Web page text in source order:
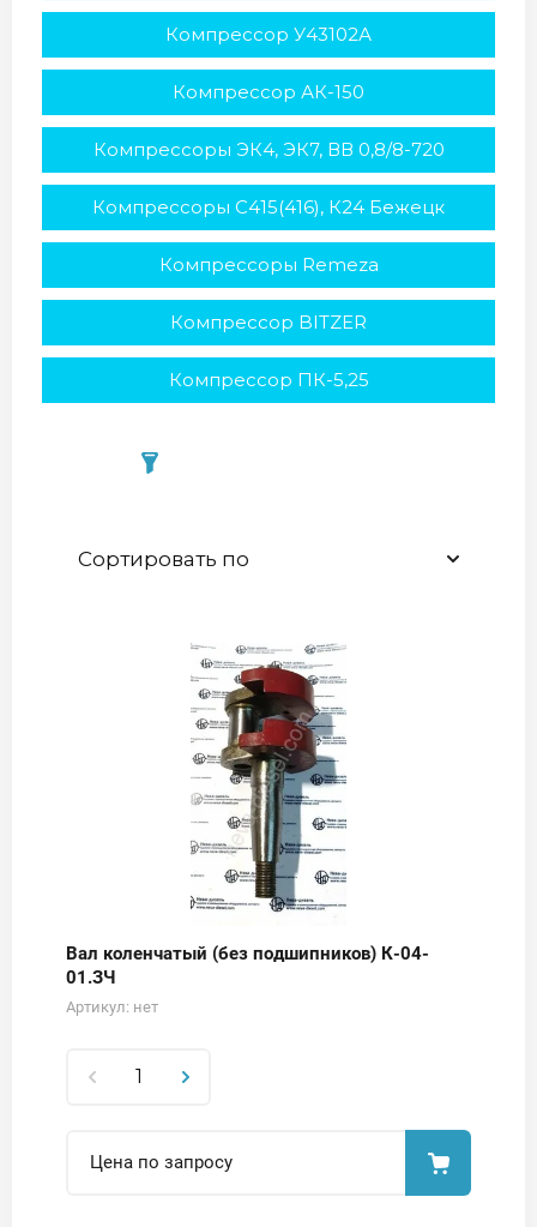
Компрессор У43102А
Компрессор АК-150
Компрессоры ЭК4, ЭК7, ВВ 0,8/8-720
Компрессоры С415(416), К24 Бежецк
Компрессоры Remeza
Компрессор BITZER
Компрессор ПК-5,25
Сортировать по
Вал коленчатый (без подшипников) К-04-
01.ЗЧ
Артикул: нет
Цена по запросу